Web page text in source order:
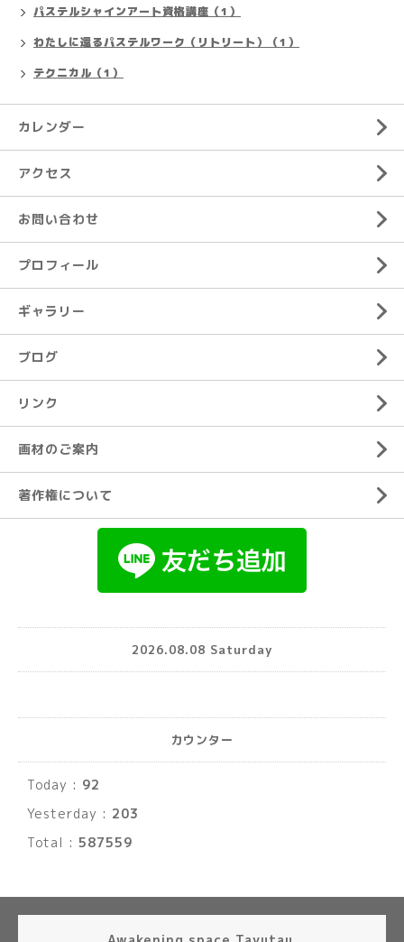
パステルシャインアート資格講座（1）
わたしに還るパステルワーク（リトリート）（1）
テクニカル（1）
カレンダー
アクセス
お問い合わせ
プロフィール
ギャラリー
ブログ
リンク
画材のご案内
著作権について
2026.08.08 Saturday
カウンター
Today : 92
Yesterday : 203
Total : 587559